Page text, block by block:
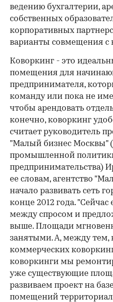
ведению бухгалтерии,
собственных
корпоративных
варианты совмещения с
Коворкинг - это
помещения для
предпринимателя,
команду или пока не
чтобы арендовать
конечно, коворкинг
считает руководитель
"Малый бизнес Москвы"
промышленной
предпринимательства)
ее словам, агентство
начало развивать сеть
конце 2012 года.
между спросом и
выше. Площади
занятыми. А, между тем,
коммерческих
коворкинги мы
уже существующие
развиваем проект на
помещений